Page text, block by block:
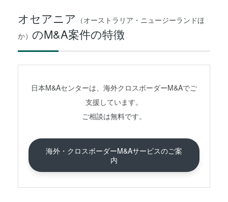
オセアニア （オーストラリア・ニュージーランドほ
か） のM&A案件の特徴
日本M&Aセンターは、海外クロスボーダーM&Aでご
支援しています。
ご相談は無料です。
海外・クロスボーダーM&Aサービスのご案
内